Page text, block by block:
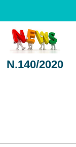
N.140/2020